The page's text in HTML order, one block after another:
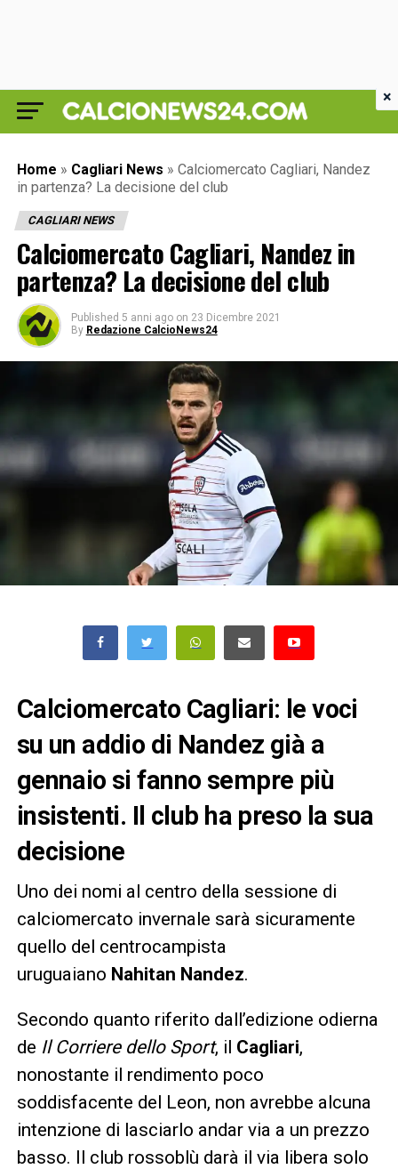
Home » Cagliari News » Calciomercato Cagliari, Nandez
in partenza? La decisione del club
CAGLIARI NEWS
Calciomercato Cagliari, Nandez in
partenza? La decisione del club
Published 5 anni ago on 23 Dicembre 2021
By Redazione CalcioNews24
Calciomercato Cagliari: le voci
su un addio di Nandez già a
gennaio si fanno sempre più
insistenti. Il club ha preso la sua
decisione
Uno dei nomi al centro della sessione di
calciomercato invernale sarà sicuramente
quello del centrocampista
uruguaiano Nahitan Nandez.
Secondo quanto riferito dall’edizione odierna
de Il Corriere dello Sport, il Cagliari,
nonostante il rendimento poco
soddisfacente del Leon, non avrebbe alcuna
intenzione di lasciarlo andar via a un prezzo
basso. Il club rossoblù darà il via libera solo
×